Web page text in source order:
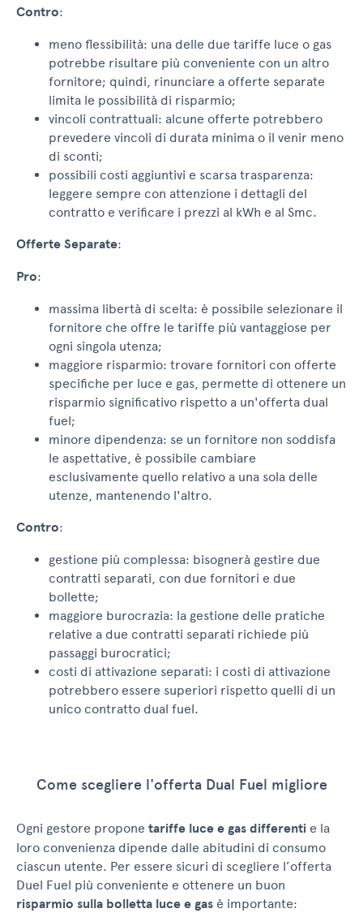
Vuoi aggiungere
anche l'offerta
Internet di VIVI
energia?
Se sottoscrivi
l'offerta combinata,
hai Internet a soli
19,90€/mese per 24
Sì, mi interessa
No, non ne ho bisogno
Contro:
meno flessibilità: una delle due tariffe luce o gas
potrebbe risultare più conveniente con un altro
fornitore; quindi, rinunciare a offerte separate
limita le possibilità di risparmio;
vincoli contrattuali: alcune offerte potrebbero
prevedere vincoli di durata minima o il venir meno
di sconti;
possibili costi aggiuntivi e scarsa trasparenza:
leggere sempre con attenzione i dettagli del
contratto e verificare i prezzi al kWh e al Smc.
Offerte Separate:
Pro:
massima libertà di scelta: è possibile selezionare il
fornitore che offre le tariffe più vantaggiose per
ogni singola utenza;
maggiore risparmio: trovare fornitori con offerte
specifiche per luce e gas, permette di ottenere un
risparmio significativo rispetto a un'offerta dual
fuel;
minore dipendenza: se un fornitore non soddisfa
le aspettative, è possibile cambiare
esclusivamente quello relativo a una sola delle
utenze, mantenendo l'altro.
Contro:
gestione più complessa: bisognerà gestire due
contratti separati, con due fornitori e due
bollette;
maggiore burocrazia: la gestione delle pratiche
relative a due contratti separati richiede più
passaggi burocratici;
costi di attivazione separati: i costi di attivazione
potrebbero essere superiori rispetto quelli di un
unico contratto dual fuel.
Come scegliere l'offerta Dual Fuel migliore
Ogni gestore propone tariffe luce e gas differenti e la
loro convenienza dipende dalle abitudini di consumo
ciascun utente. Per essere sicuri di scegliere l’offerta
Duel Fuel più conveniente e ottenere un buon
risparmio sulla bolletta luce e gas è importante: